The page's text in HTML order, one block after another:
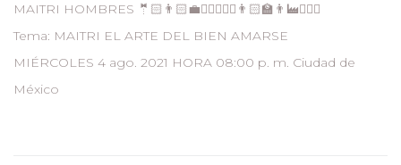
MAITRI HOMBRES 🤵🏻👨🏻‍💼🧟‍♂️🤵🏾‍♂️👨🏻‍🏫👨‍🏭🕵🏻‍♂️
Tema: MAITRI EL ARTE DEL BIEN AMARSE
MIÉRCOLES 4 ago. 2021 HORA 08:00 p. m. Ciudad de
México